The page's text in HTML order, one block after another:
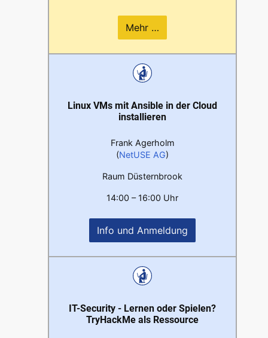
Mehr …
Linux VMs mit Ansible in der Cloud
installieren
Frank Agerholm
(NetUSE AG)
Raum Düsternbrook
14:00 – 16:00 Uhr
Info und Anmeldung
IT-Security - Lernen oder Spielen?
TryHackMe als Ressource